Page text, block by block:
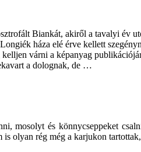
Biankát, akiről a tavalyi
háza elé érve kellett
várni a képanyag
a dolognak, de …
mosolyt és könnycseppeket
rég még a karjukon